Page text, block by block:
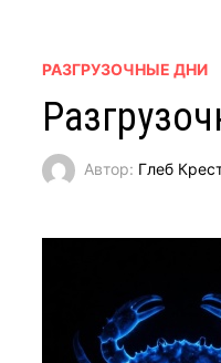
РАЗГРУЗОЧНЫЕ ДНИ
Автор: Глеб